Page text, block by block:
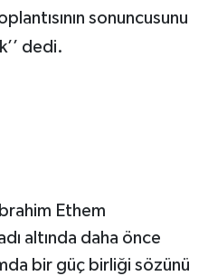
sonuncusunu
dedi.
Ethem
altında daha önce
bir güç birliği sözünü